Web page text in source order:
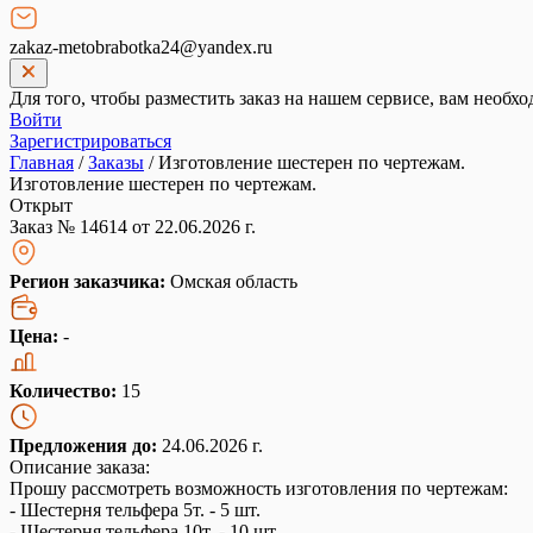
zakaz-metobrabotka24@yandex.ru
Для того, чтобы разместить заказ на нашем сервисе, вам
Войти
Зарегистрироваться
Главная /Заказы /Изготовление шестерен по чертежам.
Изготовление шестерен по чертежам.
Открыт
Заказ № 14614 от 22.06.2026 г.
Регион заказчика: Омская область
Цена: -
Количество: 15
Предложения до: 24.06.2026 г.
Описание заказа:
Прошу рассмотреть возможность изготовления по чертежам:
- Шестерня тельфера 5т. - 5 шт.